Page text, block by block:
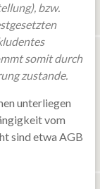
bzw.
somit durch
zustande.
unterliegen
vom
sind etwa AGB